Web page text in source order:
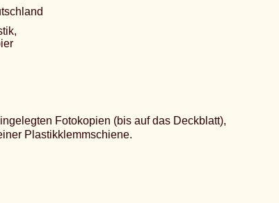
Fotokopien (bis auf das Deckblatt),
Plastikklemmschiene.